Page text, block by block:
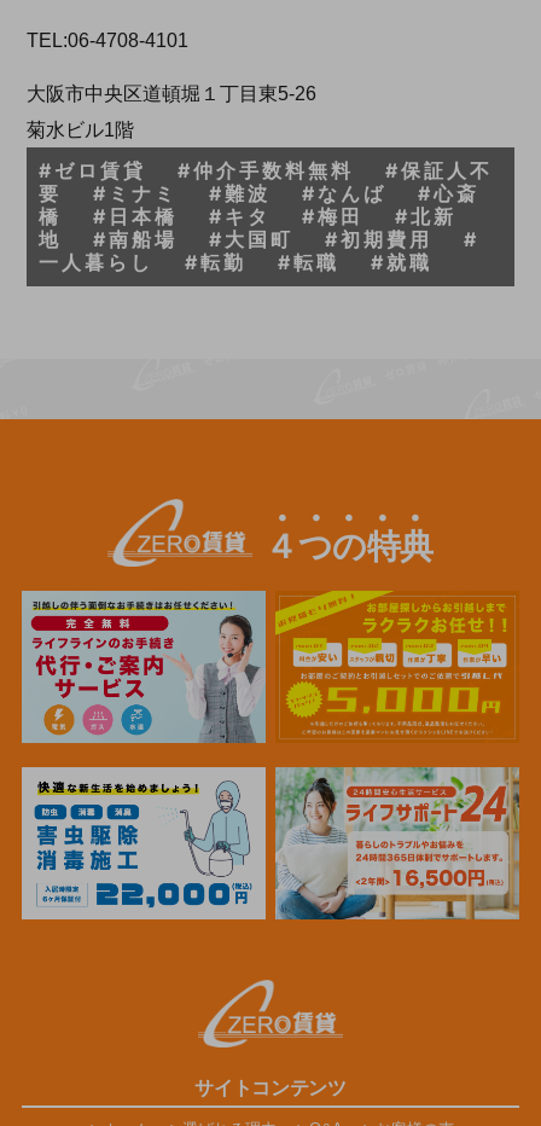
TEL:06-4708-4101
大阪市中央区道頓堀１丁目東5-26
菊水ビル1階
#ゼロ賃貸 #仲介手数料無料 #保証人不
要 #ミナミ #難波 #なんば #心斎
橋 #日本橋 #キタ #梅田 #北新
地 #南船場 #大国町 #初期費用 #
一人暮らし #転勤 #転職 #就職
４つの特典
サイトコンテンツ